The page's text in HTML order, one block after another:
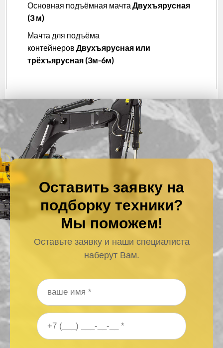
Основная подъёмная мачта Двухъярусная
(3 м)
Мачта для подъёма
контейнеров Двухъярусная или
трёхъярусная (3м-6м)
Оставить заявку на
подборку техники?
Мы поможем!
Оставьте заявку и наши специалиста
наберут Вам.
Ваше имя*
Ваш номер телефона*